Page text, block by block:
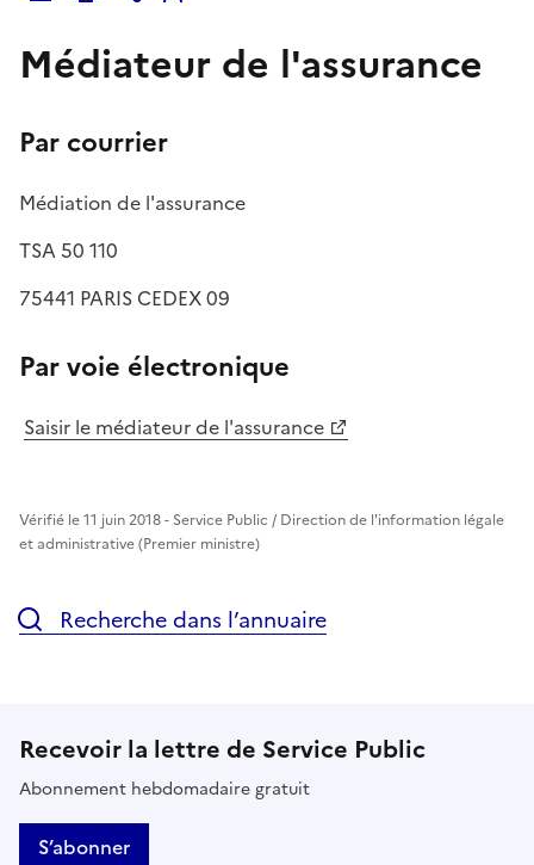
Médiateur de l'assurance
Par courrier
Médiation de l'assurance
TSA 50 110
75441 PARIS CEDEX 09
Par voie électronique
Saisir le médiateur de l'assurance
Vérifié le 11 juin 2018 - Service Public / Direction de l'information légale
et administrative (Premier ministre)
Recherche dans l’annuaire
Recevoir la lettre de Service Public
Abonnement hebdomadaire gratuit
S’abonner